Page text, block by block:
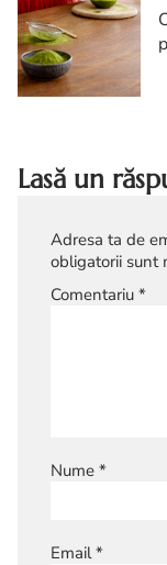
Lasă un
Adresa ta de
obligatorii sunt
Comentariu *
Nume *
Email*